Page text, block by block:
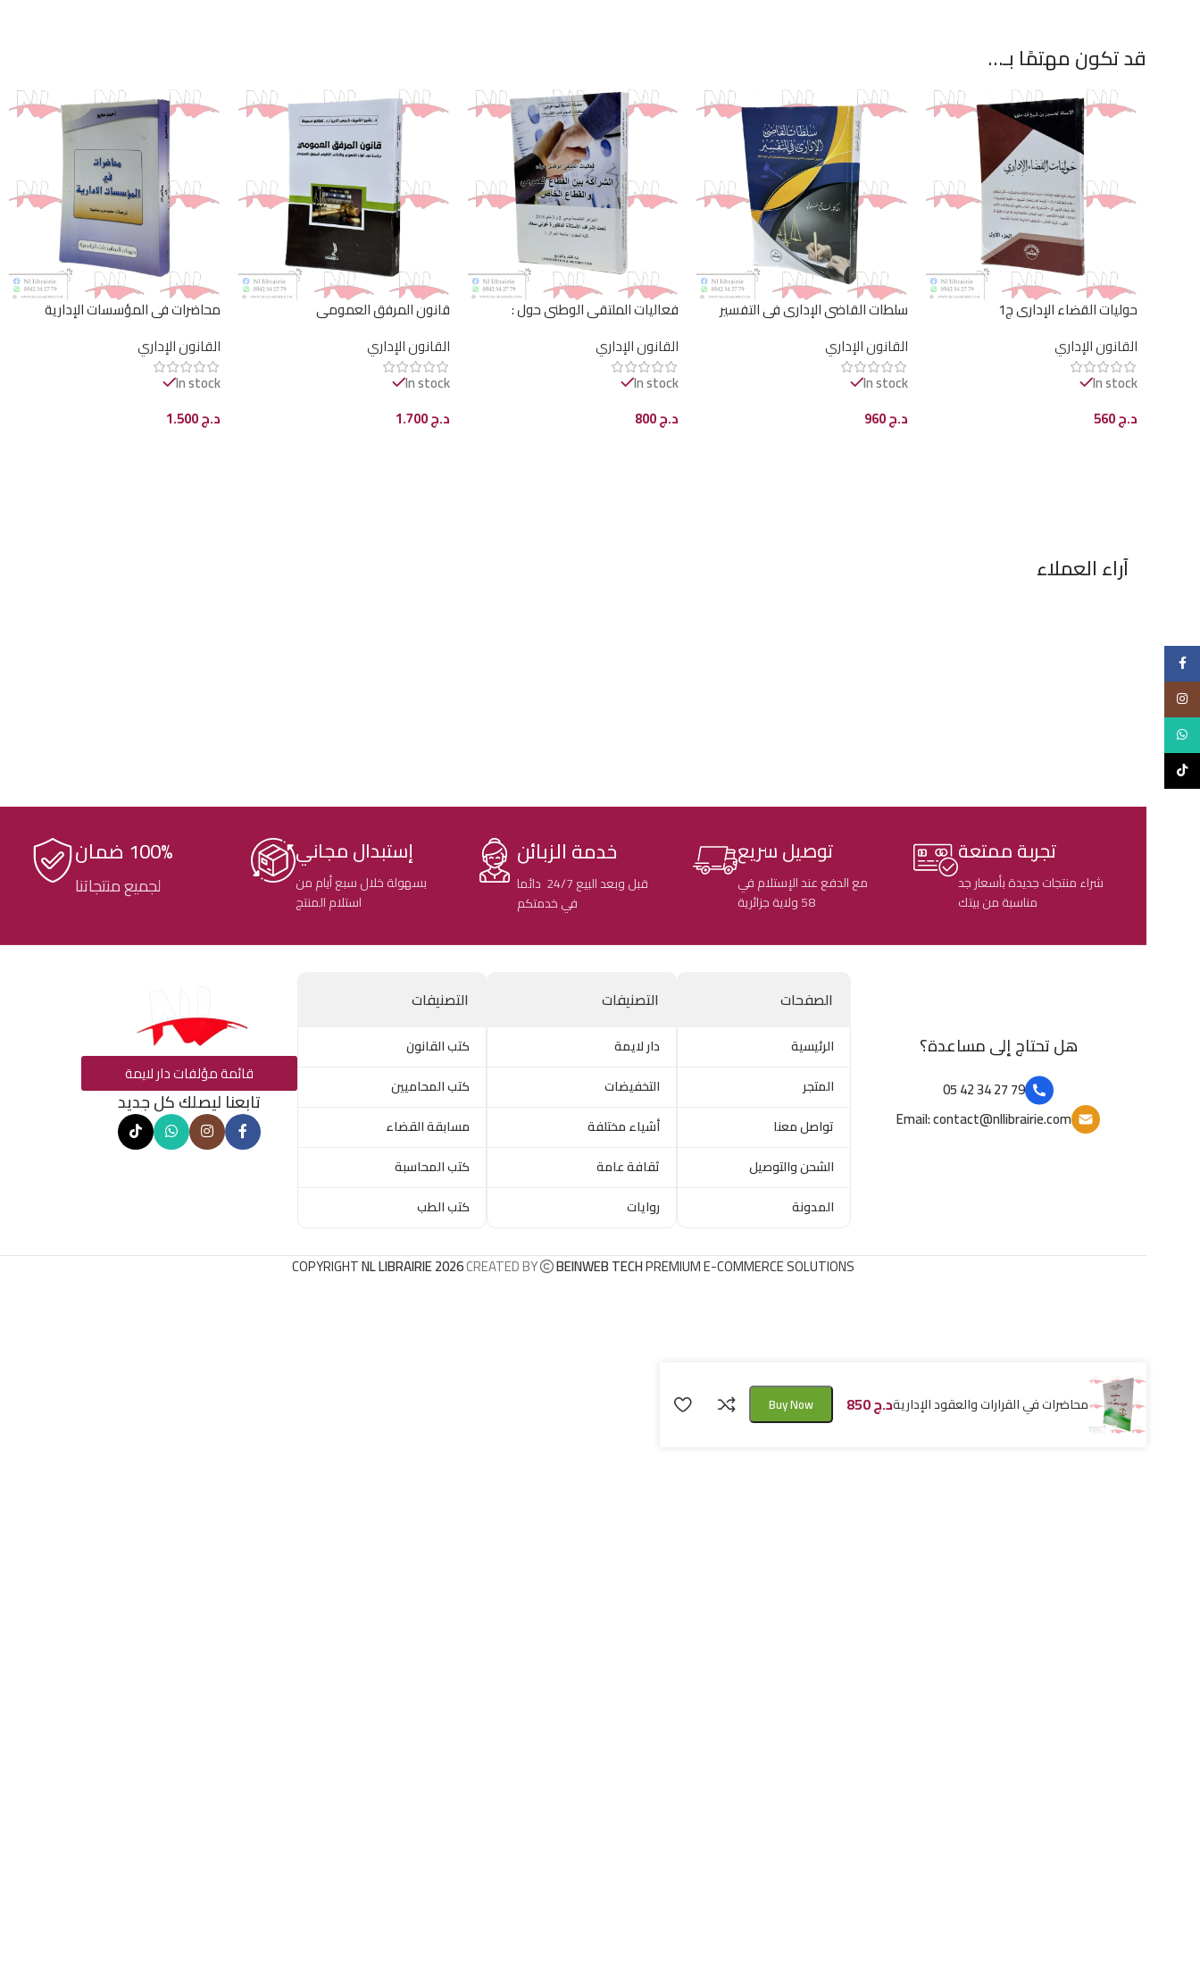
قد تكون مهتمًا بـ…
حوليات القضاء الإداري ج1
القانون الإداري
In stock
د.ج
سلطات القاضي الإداري في التفسير
القانون الإداري
In stock
د.ج
فعاليات الملتقى الوطني حول :
الخاص
القانون الإداري
In stock
د.ج
قانون المرفق العمومي
القانون الإداري
In stock
د.ج1.700
محاضرات في المؤسسات الإدارية
القانون الإداري
In stock
د.ج1.500
آراء العملاء
تجربة ممتعة
شراء منتجات جديدة بأسعار جد
مناسبة من بيتك
توصيل سريع
مع الدفع عند الإستلام في
58 ولاية جزائرية
خدمة الزبائن
قبل وبعد البيع 24/7 دائما
في خدمتكم
إستبدال مجاني
بسهولة خلال سبع أيام من
استلام المنتج
100% ضمان
لجميع منتجاتنا
هل تحتاج إلى مساعدة؟
79 27 34 42 05
Email: contact@nllibrairie.com
الصفحات
الرئيسية
المتجر
تواصل معنا
الشحن والتوصيل
المدونة
التصنيفات
دار لايمة
التخفيضات
أشياء مختلفة
ثقافة عامة
روايات
التصنيفات
كتب القانون
كتب المحاميين
مسابقة القضاء
كتب المحاسبة
كتب الطب
قائمة مؤلفات دار لايمة
تابعنا ليصلك كل جديد
COPYRIGHTNL LIBRAIRIE 2026CREATED BY BEINWEB TECHPREMIUM E-COMMERCE SOLUTIONS
محاضرات في القرارات والعقود الإداريةد.ج Buy Now